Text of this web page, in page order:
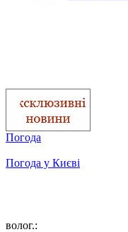
Погода
Погода у Києві
волог.: